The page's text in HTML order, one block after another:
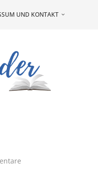
UND KONTAKT